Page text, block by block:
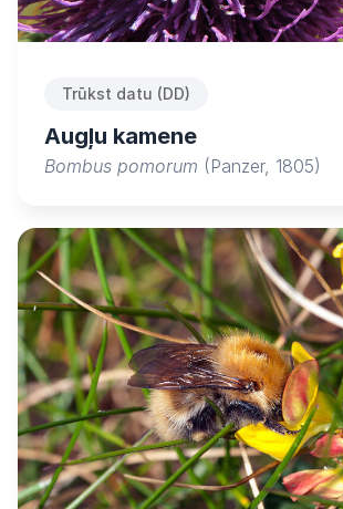
Trūkst datu (DD)
Augļu kamene
Bombus pomorum (Panzer, 1805)